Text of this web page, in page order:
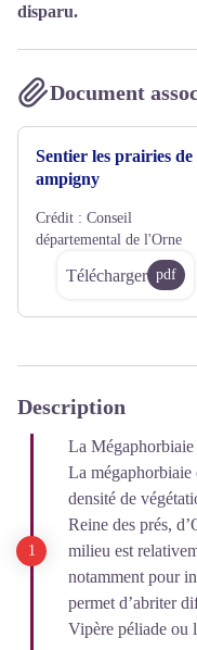
disparu.
Document
Sentier les prairies de
ampigny
Crédit : Conseil
départemental de l'Orne
Télécharger pdf
Description
La Mégaphorbiaie
La mégaphorbiaie
densité de
Reine des prés,
milieu est
notamment pour
permet d’abriter
Vipère péliade ou